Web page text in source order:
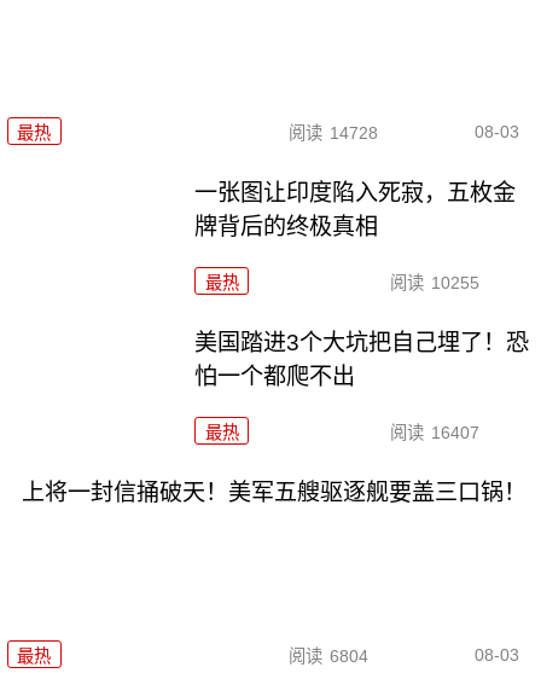
最热 阅读 14728 08-03
一张图让印度陷入死寂，五枚金
牌背后的终极真相
最热 阅读 10255
美国踏进3个大坑把自己埋了！恐
怕一个都爬不出
最热 阅读 16407
上将一封信捅破天！美军五艘驱逐舰要盖三口锅！
最热 阅读 6804 08-03